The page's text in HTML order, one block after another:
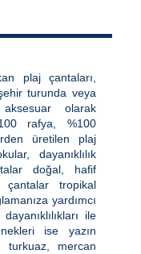
plaj çantaları,
turunda veya
olarak
rafya, %100
üretilen plaj
dayanıklılık
doğal, hafif
çantalar tropikal
yardımcı
ile
ise yazın
turkuaz, mercan